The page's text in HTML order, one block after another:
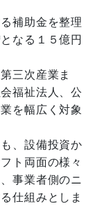
補助金を整理
なる１５億円
三次産業ま
福祉法人、公
を幅広く対象
、設備投資か
ト両面の様々
事業者側のニ
仕組みとしま